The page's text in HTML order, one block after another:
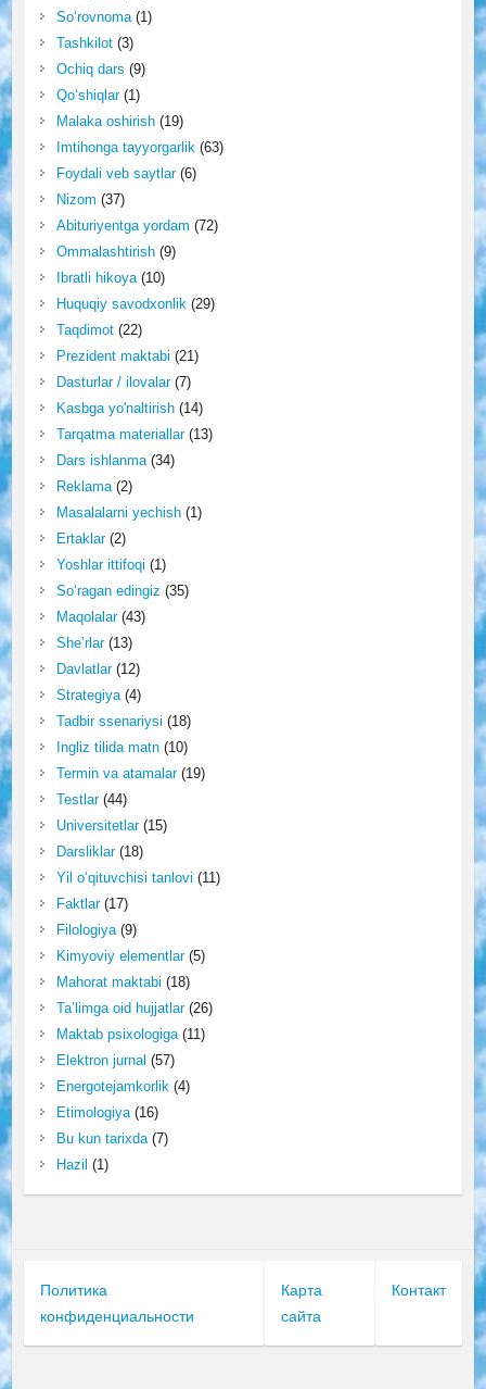
So‘rovnoma(1)
Tashkilot(3)
Ochiq dars (9)
Qo‘shiqlar(1)
Malaka oshirish(19)
Imtihonga tayyorgarlik (63)
Foydali veb saytlar(6)
Nizom (37)
Abituriyentga yordam (72)
Ommalashtirish(9)
Ibratli hikoya(10)
Huquqiy savodxonlik (29)
Taqdimot(22)
Prezident maktabi (21)
Dasturlar / ilovalar(7)
Kasbga yo'naltirish(14)
Tarqatma materiallar(13)
Dars ishlanma(34)
Reklama(2)
Masalalarni yechish(1)
Ertaklar(2)
Yoshlar ittifoqi (1)
So‘ragan edingiz (35)
Maqolalar(43)
She’rlar(13)
Davlatlar(12)
Strategiya(4)
Tadbir ssenariysi (18)
Ingliz tilida matn(10)
Termin va atamalar(19)
Testlar(44)
Universitetlar(15)
Darsliklar(18)
Yil o‘qituvchisi tanlovi (11)
Faktlar(17)
Filologiya(9)
Kimyoviy elementlar(5)
Mahorat maktabi (18)
Ta’limga oid hujjatlar(26)
Maktab psixologiga(11)
Elektron jurnal (57)
Energotejamkorlik (4)
Etimologiya(16)
Bu kun tarixda(7)
Hazil (1)
Политика
конфиденциальности
Карта
сайта
Контакт